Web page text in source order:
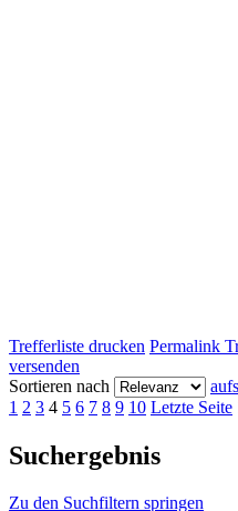
Trefferliste drucken Permalink
versenden
Sortieren nach
1 2 3 4 5 6 7 8 9 10 Letzte Seite
Suchergebnis
Zu den Suchfiltern springen